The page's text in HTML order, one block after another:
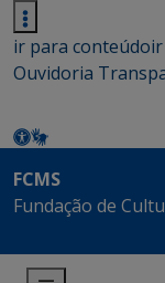
ir para conteúdo
Ouvidoria
FCMS
Fundação de